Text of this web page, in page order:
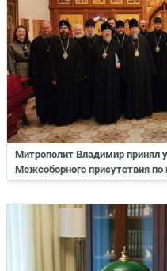
Митрополит Владимир принял
Межсоборного присутствия